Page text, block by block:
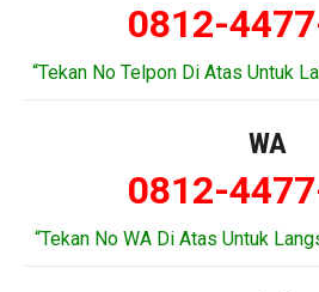
0812-
“Tekan No Telpon Di Atas Untuk
WA
0812-
“Tekan No WA Di Atas Untuk